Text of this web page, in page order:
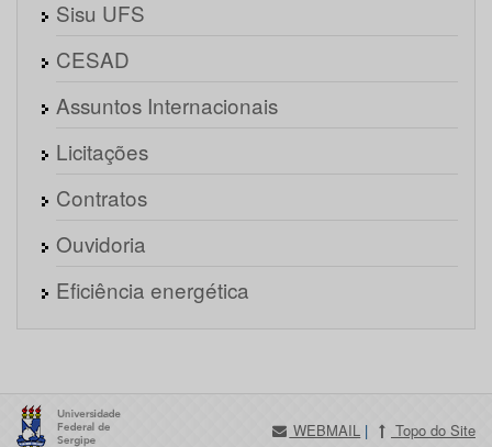
Sisu UFS
CESAD
Assuntos Internacionais
Licitações
Contratos
Ouvidoria
Eficiência energética
WEBMAIL | Topo do Site